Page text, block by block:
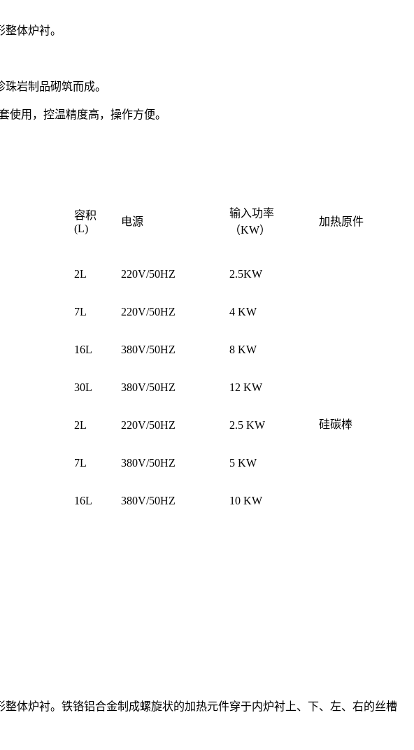
体炉衬。
岩制品砌筑而成。
用，控温精度高，操作方便。
容积
(L)
电源
输入功率
（KW）
加热原件
2L 220V/50HZ 2.5KW
硅碳棒
7L 220V/50HZ 4 KW
16L 380V/50HZ 8 KW
30L 380V/50HZ 12 KW
2L 220V/50HZ 2.5 KW
7L 380V/50HZ 5 KW
16L 380V/50HZ 10 KW
体炉衬。铁铬铝合金制成螺旋状的加热元件穿于内炉衬上、下、左、右的丝槽